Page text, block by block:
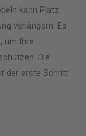
kann Platz
verlängern. Es
um Ihre
Die
der erste Schritt